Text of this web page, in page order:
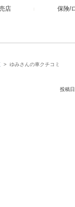
店 保険/
ゆみさんの車クチコミ
投稿日